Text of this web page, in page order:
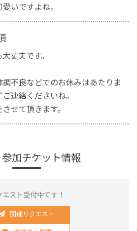
いですよね。
丈夫です。
不良などでのお休みはあたりま
ご連絡くださいね。
せて頂きます。
加チケット情報
エスト受付中です！
開催リクエスト